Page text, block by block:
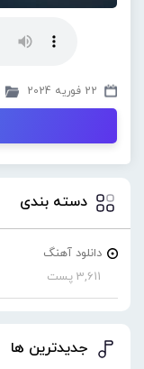
22 فوریه 2024
دسته بندی
دانلود آهنگ
3,611 پست
جدیدترین ها